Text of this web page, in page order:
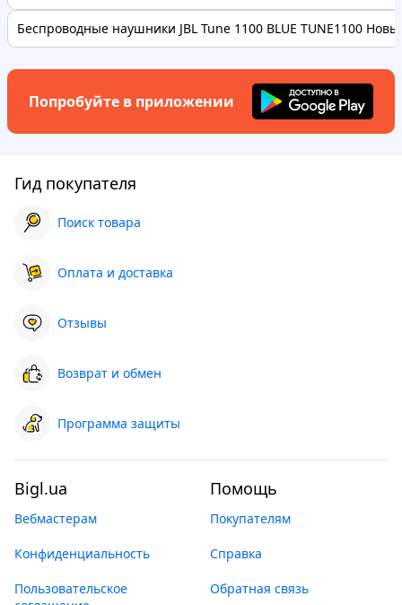
Беспроводные наушники JBL Tune 1100 BLUE TUNE1100
Попробуйте в приложении
Гид покупателя
Поиск товара
Оплата и доставка
Отзывы
Возврат и обмен
Программа защиты
Bigl.ua
Вебмастерам
Конфиденциальность
Пользовательское
Помощь
Покупателям
Справка
Обратная связь